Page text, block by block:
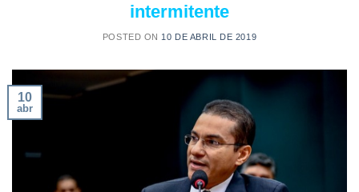
intermitente
POSTED ON 10 DE ABRIL DE 2019
10
abr